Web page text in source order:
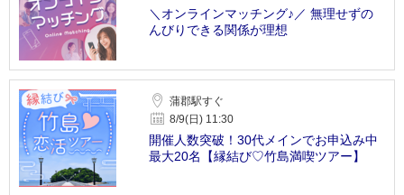
＼オンラインマッチング♪／ 無理せずの
んびりできる関係が理想
蒲郡駅すぐ
8/9(日) 11:30
開催人数突破！30代メインでお申込み中
最大20名【縁結び♡竹島満喫ツアー】